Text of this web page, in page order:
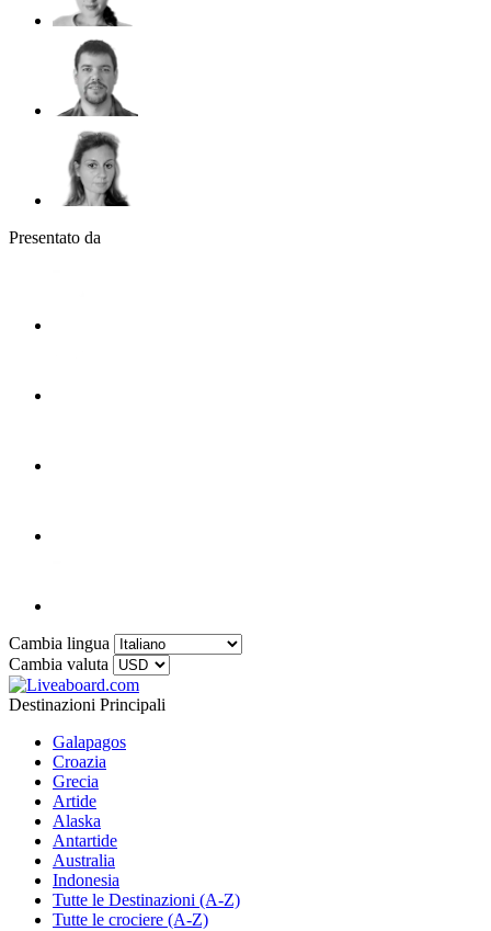
Presentato da
Cambia lingua
Cambia valuta
Destinazioni Principali
Galapagos
Croazia
Grecia
Artide
Alaska
Antartide
Australia
Indonesia
Tutte le Destinazioni (A-Z)
Tutte le crociere (A-Z)